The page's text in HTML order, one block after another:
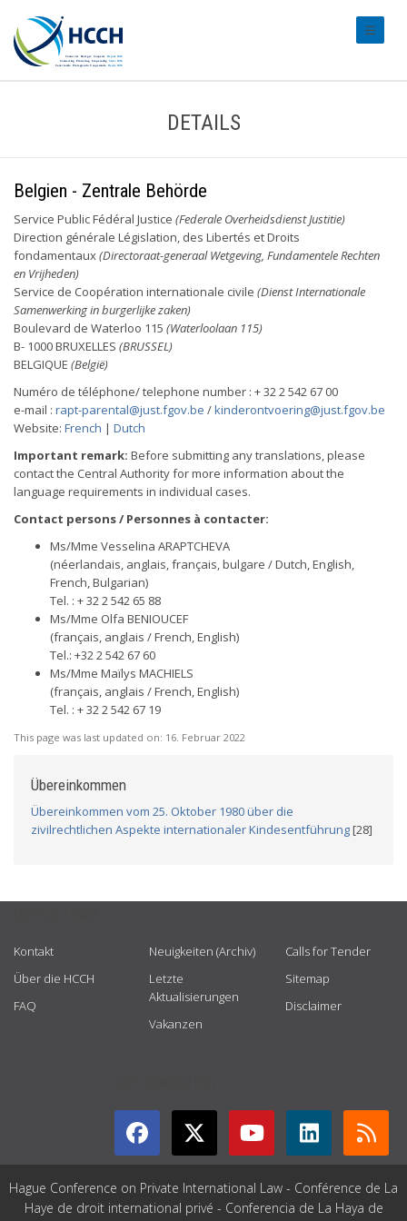
DETAILS
Belgien - Zentrale Behörde
Service Public Fédéral Justice (Federale Overheidsdienst Justitie)
Direction générale Législation, des Libertés et Droits
fondamentaux(Directoraat-generaal Wetgeving, Fundamentele Rechten
en Vrijheden)
Service de Coopération internationale civile (Dienst Internationale
Samenwerking in burgerlijke zaken)
Boulevard de Waterloo 115 (Waterloolaan 115)
B- 1000 BRUXELLES (BRUSSEL)
BELGIQUE (België)
Numéro de téléphone/ telephone number : + 32 2 542 67 00
e-mail : rapt-parental@just.fgov.be /kinderontvoering@just.fgov.be
Website: French | Dutch
Important remark: Before submitting any translations, please
contact the Central Authority for more information about the
language requirements in individual cases.
Contact persons / Personnes à contacter:
Ms/Mme Vesselina ARAPTCHEVA
(néerlandais, anglais, français, bulgare / Dutch, English,
French, Bulgarian)
Tel. : + 32 2 542 65 88
Ms/Mme Olfa BENIOUCEF
(français, anglais / French, English)
Tel.: +32 2 542 67 60
Ms/Mme Maïlys MACHIELS
(français, anglais / French, English)
Tel. : + 32 2 542 67 19
This page was last updated on: 16. Februar 2022
Übereinkommen
Übereinkommen vom 25. Oktober 1980 über die
zivilrechtlichen Aspekte internationaler Kindesentführung[28]
Kontakt
Über die HCCH
FAQ
Neuigkeiten (Archiv)
Letzte
Aktualisierungen
Vakanzen
Calls for Tender
Sitemap
Disclaimer
Hague Conference on Private International Law - Conférence de La
Haye de droit international privé - Conferencia de La Haya de